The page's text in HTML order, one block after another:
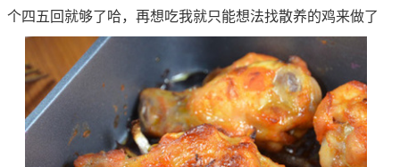
个四五回就够了哈，再想吃我就只能想法找散养的鸡来做了